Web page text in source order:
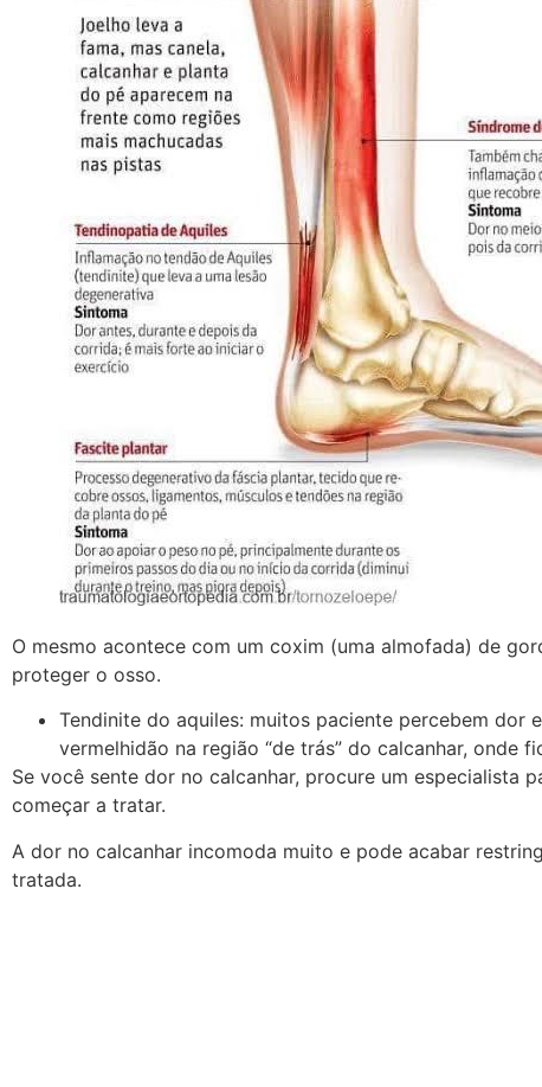
O mesmo acontece com um coxim (uma almofada) de
proteger o osso.
Tendinite do aquiles: muitos paciente percebem dor
vermelhidão na região “de trás” do calcanhar, onde
Se você sente dor no calcanhar, procure um especialista
começar a tratar.
A dor no calcanhar incomoda muito e pode acabar
tratada.